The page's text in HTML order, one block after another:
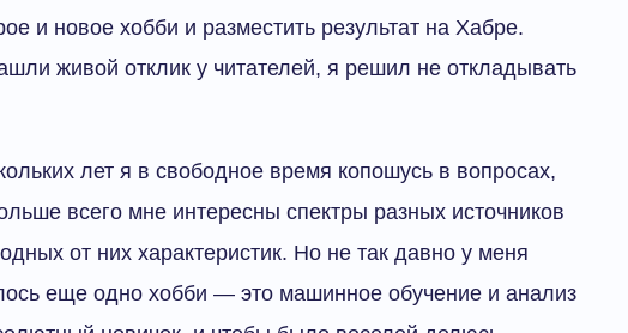
и новое хобби и разместить результат на Хабре.
живой отклик у читателей, я решил не откладывать
лет я в свободное время копошусь в вопросах,
всего мне интересны спектры разных источников
от них характеристик. Но не так давно у меня
еще одно хобби — это машинное обучение и анализ